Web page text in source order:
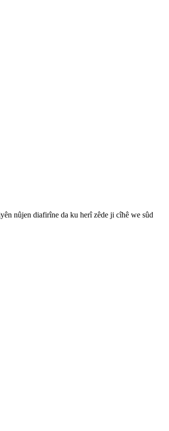
nûjen diafirîne da ku herî zêde ji cîhê we sûd